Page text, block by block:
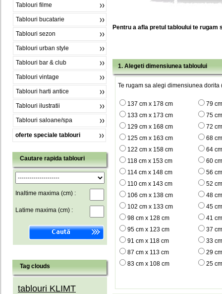
Tablouri filme
Tablouri bucatarie
Tablouri sezon
Tablouri urban style
Tablouri bar & club
Tablouri vintage
Tablouri harti antice
Tablouri ilustratii
Tablouri saloane/spa
oferte speciale tablouri
Cautare rapida tablouri
Inaltime maxima (cm) :
Latime maxima (cm) :
Tag clouds
tablouri KLIMT
Pentru a afla pretul tabloului te rugam
1. Alegeti dimensiunea tabloului
Te rugam sa alegi dimensiunea dorita
137 cm x 178 cm
79
133 cm x 173 cm
75
129 cm x 168 cm
72
125 cm x 163 cm
68
122 cm x 158 cm
64
118 cm x 153 cm
60
114 cm x 148 cm
56
110 cm x 143 cm
52
106 cm x 138 cm
48
102 cm x 133 cm
45
98 cm x 128 cm
41
95 cm x 123 cm
37
91 cm x 118 cm
33
87 cm x 113 cm
29
83 cm x 108 cm
25